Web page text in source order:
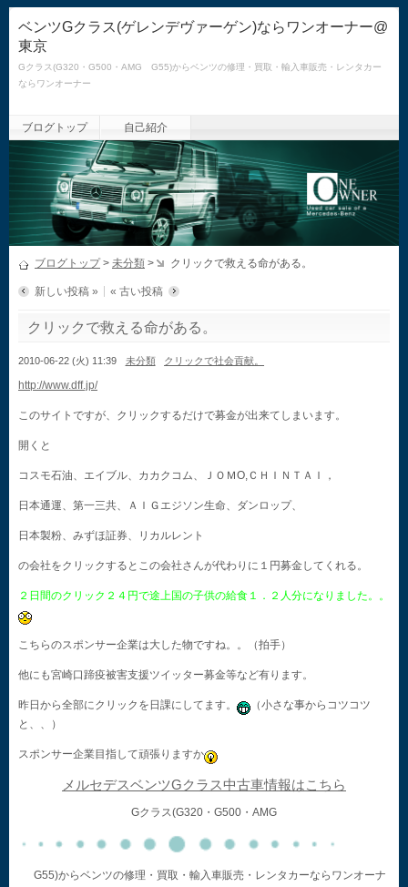
ベンツGクラス(ゲレンデヴァーゲン)ならワンオーナー@
東京
Gクラス(G320・G500・AMG G55)からベンツの修理・買取・輸入車販売・レンタカー
ならワンオーナー
ブログトップ 自己紹介
ブログトップ> 未分類 > クリックで救える命がある。
新しい投稿 » « 古い投稿
クリックで救える命がある。
2010-06-22 (火) 11:39 未分類 クリックで社会貢献。
http://www.dff.jp/
このサイトですが、クリックするだけで募金が出来てしまいます。
開くと
コスモ石油、エイブル、カカクコム、ＪＯＭO,ＣＨＩＮＴＡＩ，
日本通運、第一三共、ＡＩＧエジソン生命、ダンロップ、
日本製粉、みずほ証券、リカルレント
の会社をクリックするとこの会社さんが代わりに１円募金してくれる。
２日間のクリック２４円で途上国の子供の給食１．２人分になりました。。
こちらのスポンサー企業は大した物ですね。。（拍手）
他にも宮崎口蹄疫被害支援ツイッター募金等など有ります。
昨日から全部にクリックを日課にしてます。
（小さな事からコツコツ
と、、）
スポンサー企業目指して頑張りますか
メルセデスベンツGクラス中古車情報はこちら
Gクラス(G320・G500・AMG
G55)からベンツの修理・買取・輸入車販売・レンタカーならワンオーナ